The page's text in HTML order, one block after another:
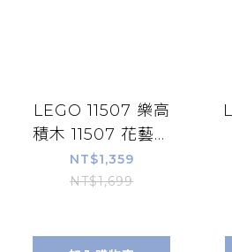
LEGO 11507 樂高
積木 11507 花藝系
列 - 奧莉維亞．羅
德里戈的花束
NT$1,359
NT$1,699